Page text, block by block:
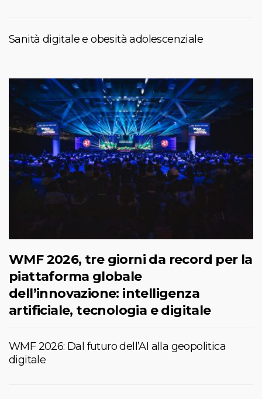
Sanità digitale e obesità adolescenziale
WMF 2026, tre giorni da record per la
piattaforma globale
dell’innovazione: intelligenza
artificiale, tecnologia e digitale
WMF 2026: Dal futuro dell’AI alla geopolitica
digitale